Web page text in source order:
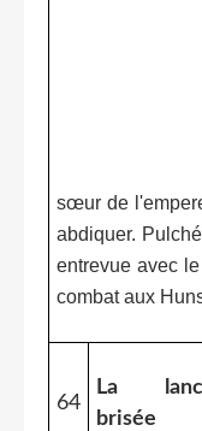
sœur de
abdiquer.
entrevue avec
combat aux
64
La
brisée